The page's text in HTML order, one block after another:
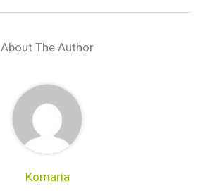
About The Author
Komaria